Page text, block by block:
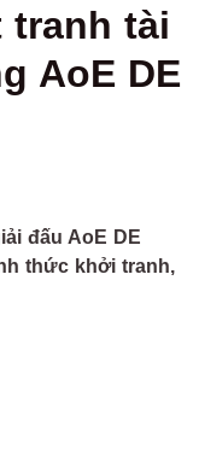
tranh tài
AoE DE
đấu AoE DE
thức khởi tranh,